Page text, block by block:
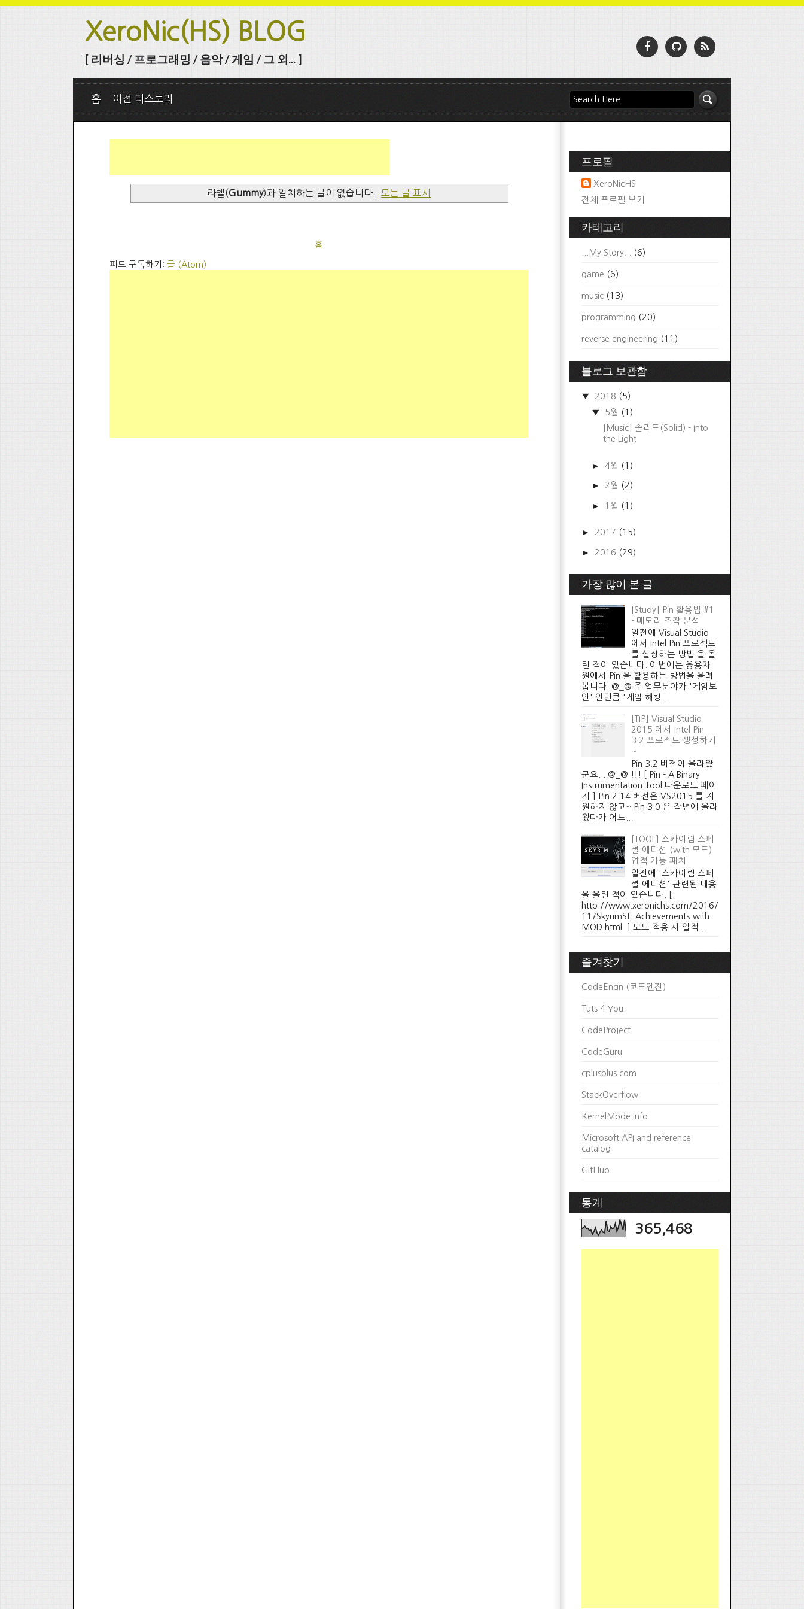
XeroNic(HS) BLOG
[ 리버싱 / 프로그래밍 / 음악 / 게임 / 그 외... ]
홈 이전 티스토리
라벨(Gummy)과 일치하는 글이 없습니다. 모든 글 표시
홈
피드 구독하기: 글 (Atom)
프로필
XeroNicHS
전체 프로필 보기
카테고리
...My Story... (6)
game (6)
music (13)
programming (20)
reverse engineering (11)
블로그 보관함
▼ 2018 (5)
▼
5월 (1)
[Music] 솔리드(Solid) - Into
the Light
►4월 (1)
► 2월 (2)
► 1월 (1)
► 2017 (15)
► 2016 (29)
가장 많이 본 글
[Study] Pin 활용법 #1
- 메모리 조작 분석
일전에 Visual Studio
에서 Intel Pin 프로젝트
를 설정하는 방법 을 올
린 적이 있습니다. 이번에는 응용차
원에서 Pin 을 활용하는 방법을 올려
봅니다. @_@ 주 업무분야가 '게임보
안' 인만큼 '게임 해킹...
[TIP] Visual Studio
2015 에서 Intel Pin
3.2 프로젝트 생성하기
~
Pin 3.2 버전이 올라왔
군요... @_@ !!! [ Pin - A Binary
Instrumentation Tool 다운로드 페이
지 ] Pin 2.14 버전은 VS2015 를 지
원하지 않고~ Pin 3.0 은 작년에 올라
왔다가 어느...
[TOOL] 스카이림 스페
셜 에디션 (with 모드)
업적 가능 패치
일전에 '스카이림 스페
셜 에디션' 관련된 내용
을 올린 적이 있습니다. [
http://www.xeronichs.com/2016/
11/SkyrimSE-Achievements-with-
MOD.html ] 모드 적용 시 업적 ...
즐겨찾기
CodeEngn (코드엔진)
Tuts 4 You
CodeProject
CodeGuru
cplusplus.com
StackOverflow
KernelMode.info
Microsoft API and reference
catalog
GitHub
통계
365,468